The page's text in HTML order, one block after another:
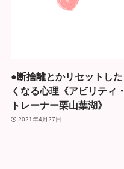
●断捨離とかリセットした
くなる心理《アビリティ・
トレーナー栗山葉湖》
2021年4月27日